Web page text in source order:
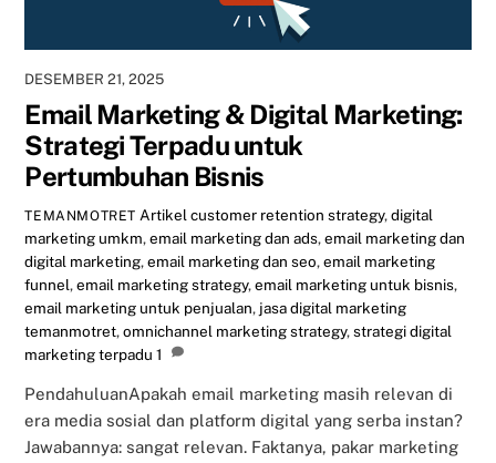
DESEMBER 21, 2025
Email Marketing & Digital Marketing:
Strategi Terpadu untuk
Pertumbuhan Bisnis
TEMANMOTRET Artikel customer retention strategy,digital
marketing umkm,email marketing dan ads,email marketing dan
digital marketing,email marketing dan seo,email marketing
funnel,email marketing strategy,email marketing untuk bisnis,
email marketing untuk penjualan, jasa digital marketing
temanmotret,omnichannel marketing strategy,strategi digital
marketing terpadu 1
PendahuluanApakah email marketing masih relevan di
era media sosial dan platform digital yang serba instan?
Jawabannya: sangat relevan. Faktanya, pakar marketing